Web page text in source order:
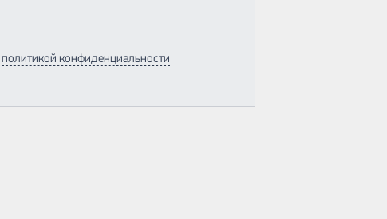
политикой конфиденциальности